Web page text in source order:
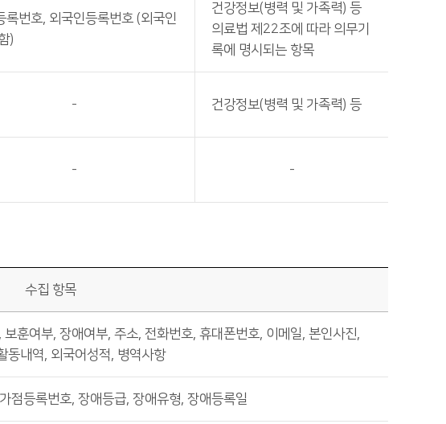
록번호, 외국인등록번호 (외국인
)
건강정보(병력 및 가족력) 등
의료법 제22조에 따라 의무기
록에 명시되는 항목
- 건강정보(병력 및 가족력) 등
- -
수집 항목
훈여부, 장애여부, 주소, 전화번호, 휴대폰번호, 이메일, 본인사진,
동내역, 외국어성적, 병역사항
점등록번호, 장애등급, 장애유형, 장애등록일